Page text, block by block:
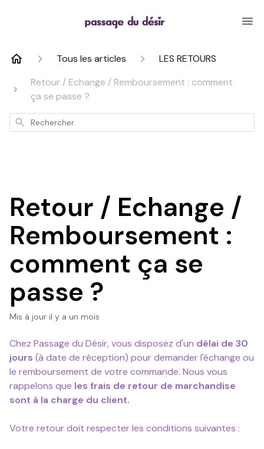
Tous les articles
LES RETOURS
Retour / Echange / Remboursement : comment
ça se passe ?
Rechercher
Retour / Echange /
Remboursement :
comment ça se
passe ?
Mis à jour il y a un mois
Chez Passage du Désir, vous disposez d'un délai de 30
jours (à date de réception) pour demander l'échange ou
le remboursement de votre commande. Nous vous
rappelons que les frais de retour de marchandise
sont à la charge du client.
Votre retour doit respecter les conditions suivantes :